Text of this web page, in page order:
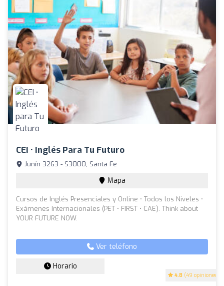
CEI • Inglés Para Tu Futuro
4.8 (49 opiniones)
Junín 3263 - S3000, Santa Fe
Mapa
Cursos de Inglés Presenciales y Online • Todos los Niveles •
Exámenes Internacionales (PET • FIRST • CAE). Think about
YOUR FUTURE NOW.
Ver teléfono
Horario